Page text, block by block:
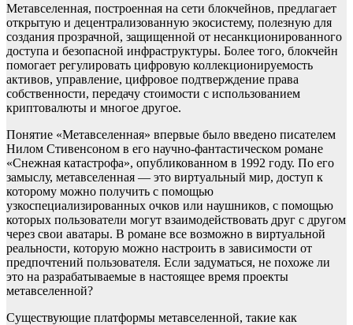
Метавселенная, построенная на сети блокчейнов, предлагает
открытую и децентрализованную экосистему, полезную для
создания прозрачной, защищенной от несанкционированного
доступа и безопасной инфраструктуры. Более того, блокчейн
помогает регулировать цифровую коллекционируемость
активов, управление, цифровое подтверждение права
собственности, передачу стоимости с использованием
криптовалюты и многое другое.
Понятие «Метавселенная» впервые было введено писателем
Нилом Стивенсоном в его научно-фантастическом романе
«Снежная катастрофа», опубликованном в 1992 году. По его
замыслу, метавселенная — это виртуальный мир, доступ к
которому можно получить с помощью
узкоспециализированных очков или наушников, с помощью
которых пользователи могут взаимодействовать друг с другом
через свои аватары. В романе все возможно в виртуальной
реальности, которую можно настроить в зависимости от
предпочтений пользователя. Если задуматься, не похоже ли
это на разрабатываемые в настоящее время проекты
метавселенной?
Существующие платформы метавселенной, такие как